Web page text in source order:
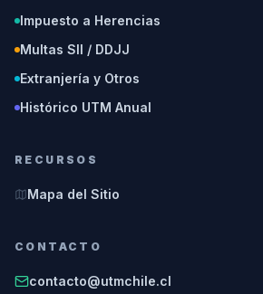
Impuesto a Herencias
Multas SII / DDJJ
Extranjería y Otros
Histórico UTM Anual
RECURSOS
Mapa del Sitio
CONTACTO
contacto@utmchile.cl